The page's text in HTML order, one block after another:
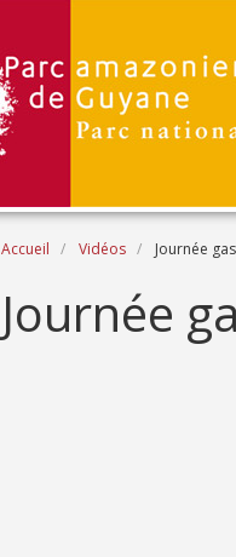
Fil d'Ariane
Accueil Vidéos Journée
Name
Journée